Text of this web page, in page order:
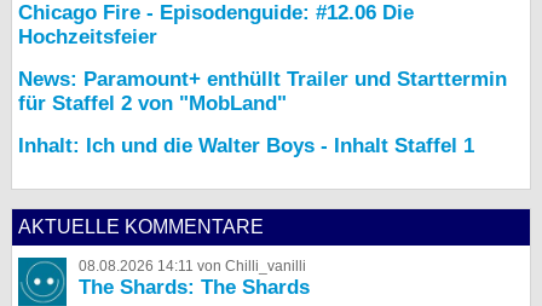
Chicago Fire - Episodenguide: #12.06 Die
Hochzeitsfeier
News: Paramount+ enthüllt Trailer und Starttermin
für Staffel 2 von "MobLand"
Inhalt: Ich und die Walter Boys - Inhalt Staffel 1
AKTUELLE KOMMENTARE
08.08.2026 14:11 von Chilli_vanilli
The Shards: The Shards